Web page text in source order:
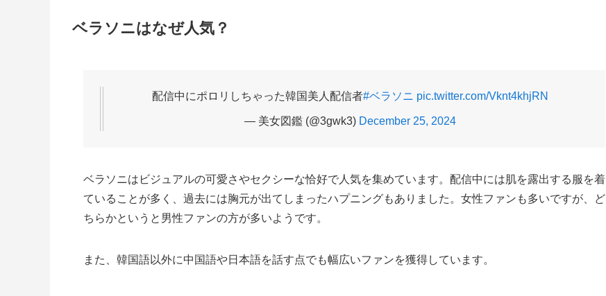
ベラソニはなぜ人気？
配信中にポロリしちゃった韓国美人配信者#ベラソニ pic.twitter.com/Vknt4khjRN
— 美女図鑑 (@3gwk3) December 25, 2024
ベラソニはビジュアルの可愛さやセクシーな恰好で人気を集めています。配信中には肌を露出する服を着
ていることが多く、過去には胸元が出てしまったハプニングもありました。女性ファンも多いですが、ど
ちらかというと男性ファンの方が多いようです。
また、韓国語以外に中国語や日本語を話す点でも幅広いファンを獲得しています。